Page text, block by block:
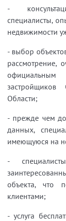
-
специалисты,
недвижимости
- выбор
рассмотрение,
застройщиков
Области;
- прежде чем
данных,
имеющуюся на
-
объекта, что
клиентами;
- услуга